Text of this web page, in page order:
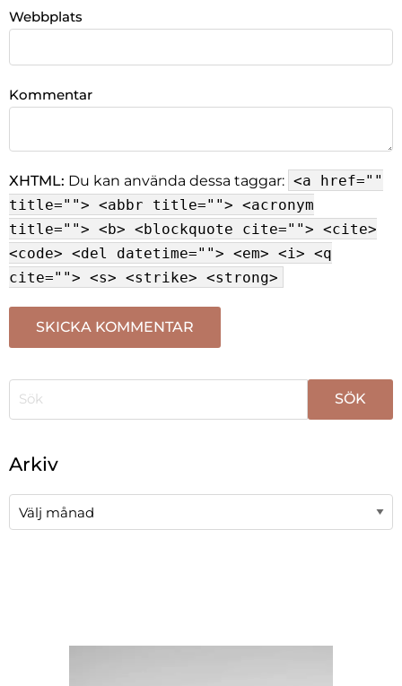
Webbplats
Kommentar
XHTML: Du kan använda dessa taggar: <a href=""
title=""> <abbr title=""> <acronym
title=""> <b> <blockquote cite=""> <cite>
<code> <del datetime=""> <em> <i> <q
cite=""> <s> <strike> <strong>
Arkiv